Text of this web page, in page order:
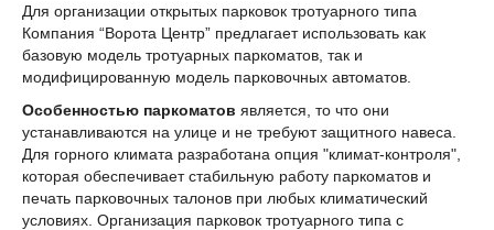
Для организации открытых парковок тротуарного типа
Компания “Ворота Центр” предлагает использовать как
базовую модель тротуарных паркоматов, так и
модифицированную модель парковочных автоматов.
Особенностью паркоматов является, то что они
устанавливаются на улице и не требуют защитного навеса.
Для горного климата разработана опция "климат-контроля",
которая обеспечивает стабильную работу паркоматов и
печать парковочных талонов при любых климатический
условиях. Организация парковок тротуарного типа с